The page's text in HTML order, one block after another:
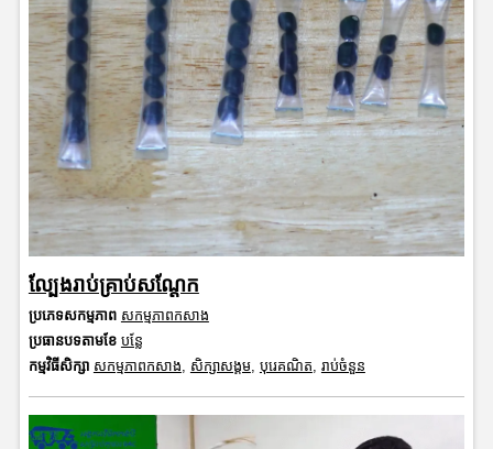
ល្បែងរាប់គ្រាប់សណ្តែក
ប្រភេទសកម្មភាព សកម្មភាពកសាង
ប្រធានបទតាមខែ បន្លែ
កម្មវិធីសិក្សា សកម្មភាពកសាង សិក្សាសង្គម, បុរេគណិត រាប់ចំនួន